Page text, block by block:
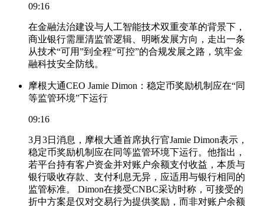
09:16
在金融法治建设与人工智能技术双重变革的背景下，
商业银行需厘清监管逻辑、明晰发展方向，走出一条
从技术“可用”到全程“可控”的合规发展之路，筑牢金
融科技安全防线。
摩根大通CEO Jamie Dimon：稳定币奖励机制应在“同
等监管环境”下运行
09:16
3月3日消息，摩根大通首席执行官Jamie Dimon表示，
稳定币奖励机制应在同等监管环境下运行。他指出，
若平台持有客户资金并对账户余额支付收益，本质与
银行吸收存款、支付利息无异，应适用与银行相同的
监管标准。 Dimon在接受CNBC采访时称，可接受的
折中方案是仅对交易行为提供奖励，而非对账户余额